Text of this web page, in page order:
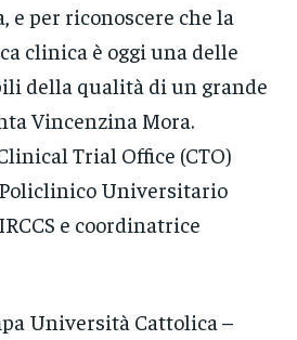
e per riconoscere che la
clinica è oggi una delle
della qualità di un grande
Vincenzina Mora.
Trial Office (CTO)
Universitario
e coordinatrice
Università Cattolica –